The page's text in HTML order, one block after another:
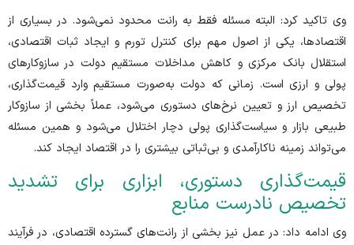
وی تاکید کرد: البته مسئله فقط به رانت محدود نمی‌شود. در بسیاری از
اقتصادها، یکی از اصول مهم برای کنترل تورم و ایجاد ثبات اقتصادی،
استقلال بانک مرکزی و کاهش مداخلات مستقیم دولت در سازوکار‌های
پولی و ارزی است. زمانی که دولت به‌صورت مستقیم وارد قیمت‌گذاری،
تخصیص ارز و تعیین نرخ‌های دستوری می‌شود، عملاً بخشی از سازوکار
طبیعی بازار و سیاست‌گذاری پولی دچار اختلال می‌شود و همین مسئله
می‌تواند زمینه ناکارآمدی و بی‌ثباتی بیشتری را در اقتصاد ایجاد کند.
قیمت‌گذاری دستوری، ابزاری برای تشدید
تخصیص نادرست منابع
وی ادامه داد: در عمل نیز بخشی از رانت‌های گسترده اقتصادی، در فرآیند